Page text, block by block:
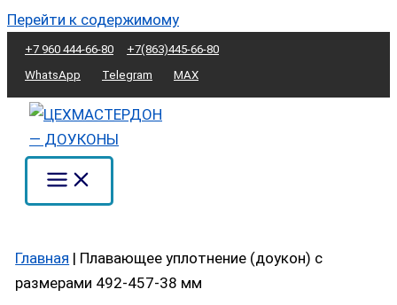
Перейти к содержимому
+7 960 444-66-80
+7(863)445-66-80
WhatsApp
Telegram MAX
Главная | Плавающее уплотнение (доукон) с
размерами 492-457-38 мм